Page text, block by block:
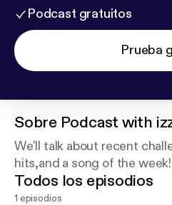
Podcast gratuitos
Prueba
Sobre Podcast with
We'll talk about recent
hits,and a song of the week!
Todos los episodios
1 episodios